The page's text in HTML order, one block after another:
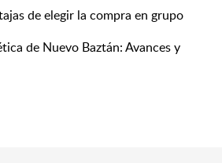
de elegir la compra en grupo
de Nuevo Baztán: Avances y